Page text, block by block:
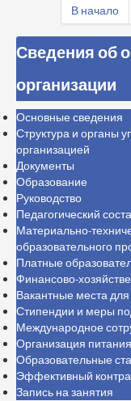
В начало
Сведения об
организации
Основные сведения
Структура и органы
организацией
Документы
Образование
Руководство
Педагогический
Материально-
образовательного
Платные
Финансово-
Вакантные места
Стипендии и меры
Международное
Организация
Образовательные
Эффективный
Запись на занятия